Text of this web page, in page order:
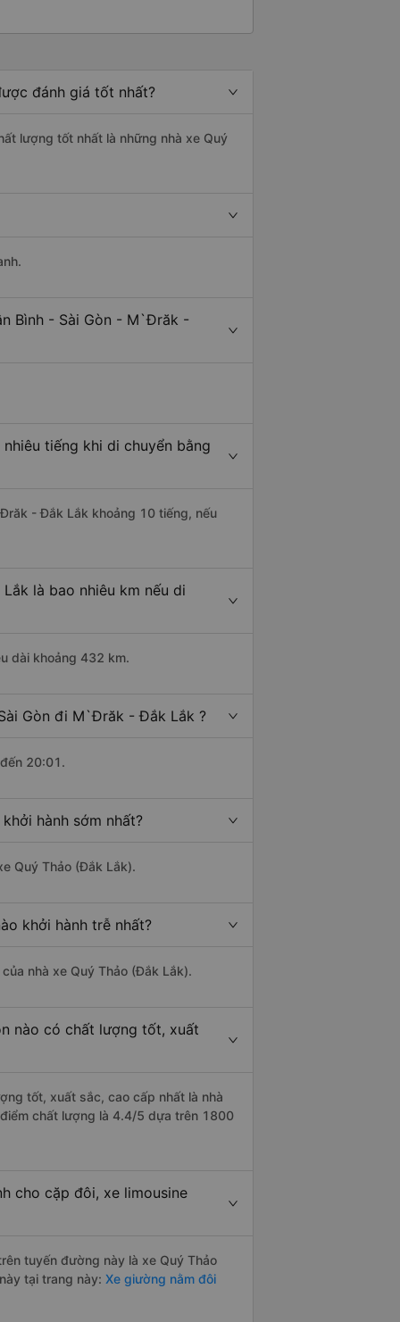
đánh giá tốt nhất?
lượng tốt nhất là những nhà xe Quý
Bình - Sài Gòn - M`Đrăk -
tiếng khi di chuyển bằng
- Đắk Lắk khoảng 10 tiếng, nếu
là bao nhiêu km nếu di
dài khoảng 432 km.
Gòn đi M`Đrăk - Đắk Lắk ?
20:01.
hành sớm nhất?
Quý Thảo (Đắk Lắk).
khởi hành trễ nhất?
nhà xe Quý Thảo (Đắk Lắk).
nào có chất lượng tốt, xuất
tốt, xuất sắc, cao cấp nhất là nhà
chất lượng là 4.4/5 dựa trên 1800
cho cặp đôi, xe limousine
tuyến đường này là xe Quý Thảo
tại trang này: Xe giường nằm đôi